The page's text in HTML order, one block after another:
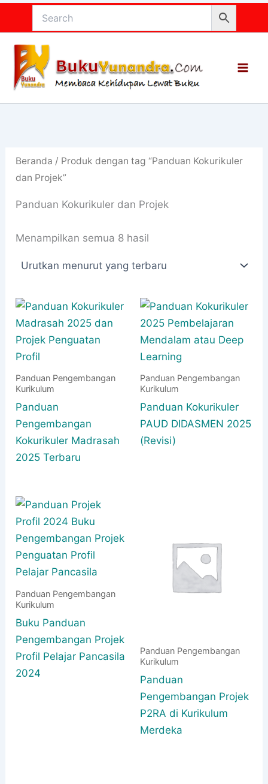
konten
Beranda / Produk dengan tag “Panduan Kokurikuler
dan Projek”
Panduan Kokurikuler dan Projek
Menampilkan semua 8 hasil
terbaru
Panduan Pengembangan
Kurikulum
Panduan
Pengembangan
Kokurikuler Madrasah
2025 Terbaru
Panduan Pengembangan
Kurikulum
Panduan Kokurikuler
PAUD DIDASMEN 2025
(Revisi)
Panduan Pengembangan
Kurikulum
Buku Panduan
Pengembangan Projek
Profil Pelajar Pancasila
2024
Panduan Pengembangan
Kurikulum
Panduan
Pengembangan Projek
P2RA di Kurikulum
Merdeka